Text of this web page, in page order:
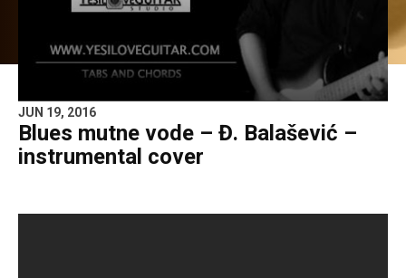
JUN 19, 2016
Blues mutne vode – Đ. Balašević –
instrumental cover